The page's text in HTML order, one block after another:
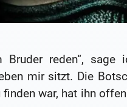
Bruder reden“,
mir sitzt. Die
war, hat ihn